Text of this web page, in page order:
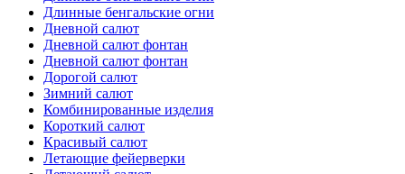
Длинные бенгальские огни
Дневной салют
Дневной салют фонтан
Дневной салют фонтан
Дорогой салют
Зимний салют
Комбинированные изделия
Короткий салют
Красивый салют
Летающие фейерверки